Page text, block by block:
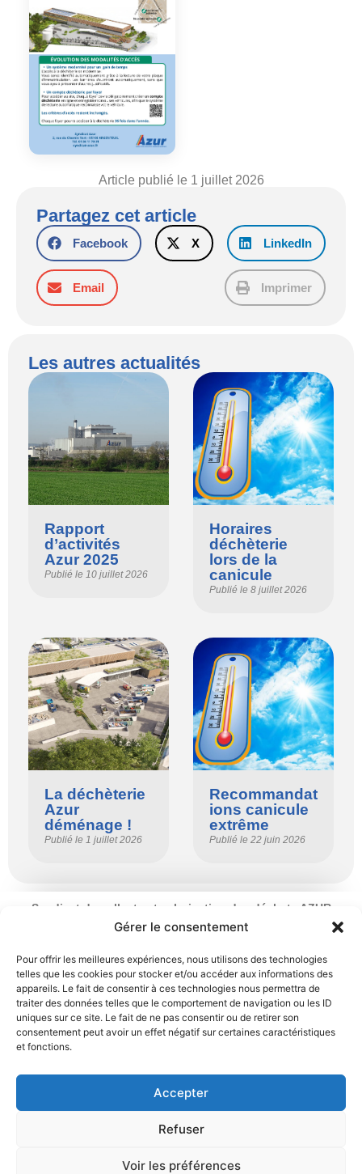
Gérer le consentement
Pour offrir les meilleures expériences, nous utilisons des technologies
telles que les cookies pour stocker et/ou accéder aux informations des
appareils. Le fait de consentir à ces technologies nous permettra de
traiter des données telles que le comportement de navigation ou les ID
uniques sur ce site. Le fait de ne pas consentir ou de retirer son
consentement peut avoir un effet négatif sur certaines caractéristiques
et fonctions.
Accepter
Refuser
Voir les préférences
Article publié le 1 juillet 2026
Partagez cet article
Facebook X LinkedIn
Email Imprimer
Les autres actualités
Rapport
d’activités
Azur 2025
Publié le 10 juillet 2026
Horaires
déchèterie
lors de la
canicule
Publié le 8 juillet 2026
La déchèterie
Azur
déménage !
Publié le 1 juillet 2026
Recommandat
ions canicule
extrême
Publié le 22 juin 2026
Syndicat de collecte et valorisation des déchets AZUR
Ouverture : du lundi au vendredi
2 rue du Chemin Vert – 95100 Argenteuil
01 34 11 70 31
Mentions légales Politique de cookies
Déclaration de confidentialité